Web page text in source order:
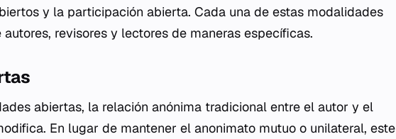
y la participación abierta. Cada una de estas modalidades
revisores y lectores de maneras específicas.
abiertas, la relación anónima tradicional entre el autor y el
En lugar de mantener el anonimato mutuo o unilateral, este